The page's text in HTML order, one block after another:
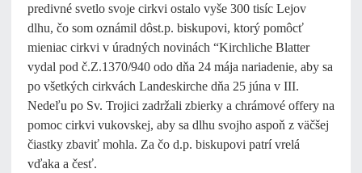
predivné svetlo svoje cirkvi ostalo vyše 300 tisíc Lejov
dlhu, čo som oznámil dôst.p. biskupovi, ktorý pomôcť
mieniac cirkvi v úradných novinách “Kirchliche Blatter
vydal pod č.Z.1370/940 odo dňa 24 mája nariadenie, aby sa
po všetkých cirkvách Landeskirche dňa 25 júna v III.
Nedeľu po Sv. Trojici zadržali zbierky a chrámové offery na
pomoc cirkvi vukovskej, aby sa dlhu svojho aspoň z väčšej
čiastky zbaviť mohla. Za čo d.p. biskupovi patrí vrelá
vďaka a česť.